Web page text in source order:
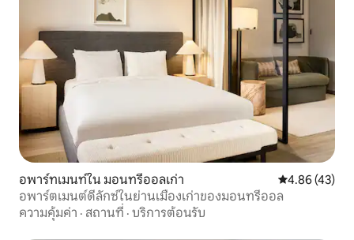
อพาร์ทเมนท์ใน มอนทรีออลเก่า คะแนนเฉลี่ย
4.86 (43)
อพาร์ตเมนต์ดีลักซ์ในย่านเมืองเก่าของมอนทรีออล
ความคุ้มค่า · สถานที่ · บริการต้อนรับ